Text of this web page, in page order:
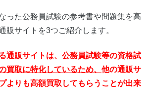
った公務員試験の参考書や問題集を高
販サイトを3つご紹介します。
通販サイトは、 公務員試験等の資格試
買取に特化しているため、 他の通販サ
よりも高額買取してもらうことが出来